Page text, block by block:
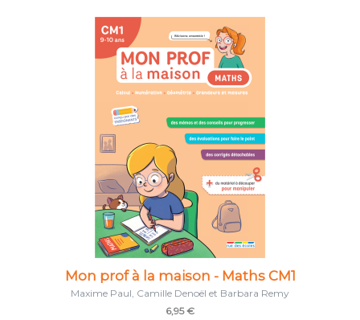
Mon prof à la maison - Maths CM1
Maxime Paul, Camille Denoël et Barbara Remy
6,95 €